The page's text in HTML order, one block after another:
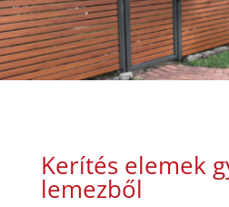
Kerítés elemek
lemezből